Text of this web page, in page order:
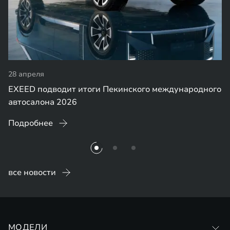
28 апреля
EXEED подводит итоги Пекинского международного
автосалона 2026
Подробнее
все новости
МОДЕЛИ